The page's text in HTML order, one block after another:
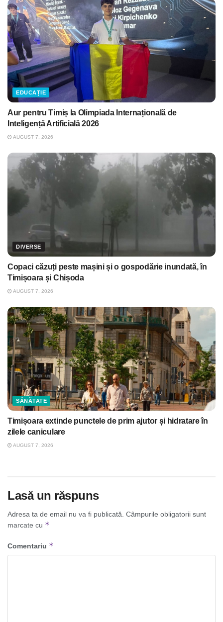
EDUCAȚIE
Aur pentru Timiș la Olimpiada Internațională de
Inteligență Artificială 2026
AUGUST 7, 2026
DIVERSE
Copaci căzuți peste mașini și o gospodărie inundată, în
Timișoara și Chișoda
AUGUST 7, 2026
SĂNĂTATE
Timișoara extinde punctele de prim ajutor și hidratare în
zilele caniculare
AUGUST 7, 2026
Lasă un răspuns
Adresa ta de email nu va fi publicată. Câmpurile obligatorii sunt
marcate cu *
Comentariu *